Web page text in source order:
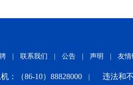
联系我们 公告 声明 友情
：（86-10）88828000 违法和